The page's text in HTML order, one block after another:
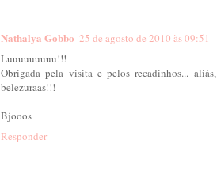
Nathalya Gobbo 25 de agosto de 2010 às 09:51
Luuuuuuuuu!!!
Obrigada pela visita e pelos recadinhos...
belezuraas!!!
Bjooos
Responder